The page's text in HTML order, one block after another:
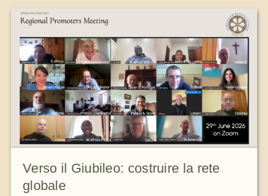
Verso il Giubileo: costruire la rete
globale